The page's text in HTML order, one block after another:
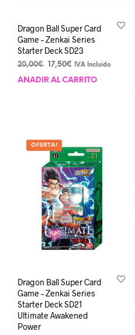
Dragon Ball Super Card
Game – Zenkai Series
Starter Deck SD23
20,00€ El
precio
17,50€ El
precio
IVA Incluido
AÑADIR AL CARRITO
OFERTA!
Dragon Ball Super Card
Game – Zenkai Series
Starter Deck SD21
Ultimate Awakened
Power